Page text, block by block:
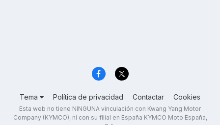
Tema Política de privacidad Contactar Cookies
Esta web no tiene NINGUNA vinculación con Kwang Yang Motor
Company (KYMCO), ni con su filial en España KYMCO Moto España,